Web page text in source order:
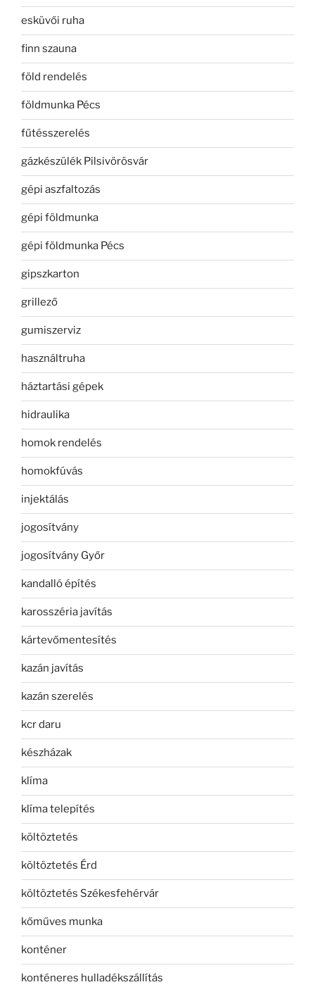
esküvői ruha
finn szauna
föld rendelés
földmunka Pécs
fűtésszerelés
gázkészülék Pilsivörösvár
gépi aszfaltozás
gépi földmunka
gépi földmunka Pécs
gipszkarton
grillező
gumiszerviz
használtruha
háztartási gépek
hidraulika
homok rendelés
homokfúvás
injektálás
jogosítvány
jogosítvány Győr
kandalló építés
karosszéria javítás
kártevőmentesítés
kazán javítás
kazán szerelés
kcr daru
készházak
klíma
klíma telepítés
költöztetés
költöztetés Érd
költöztetés Székesfehérvár
kőműves munka
konténer
konténeres hulladékszállítás